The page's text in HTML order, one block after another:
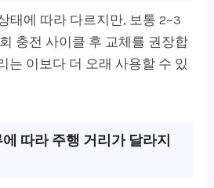
태에 따라 다르지만, 보통 2~3
충전 사이클 후 교체를 권장합
는 이보다 더 오래 사용할 수 있
따라 주행 거리가 달라지